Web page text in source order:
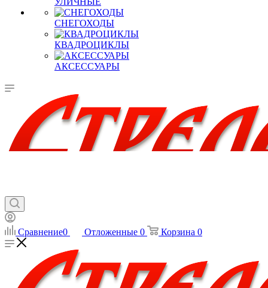
СНЕГОХОДЫ
КВАДРОЦИКЛЫ
АКСЕССУАРЫ
Сравнение0 Отложенные 0 Корзина 0